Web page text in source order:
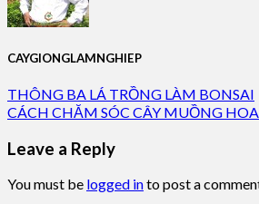
CAYGIONGLAMNGHIEP
THÔNG BA LÁ TRỒNG LÀM BONSAI
CÁCH CHĂM SÓC CÂY MUỒNG
Leave a Reply
You must be logged into post a